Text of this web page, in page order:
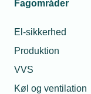
Fagområder
El-sikkerhed
Produktion
VVS
Køl og ventilation